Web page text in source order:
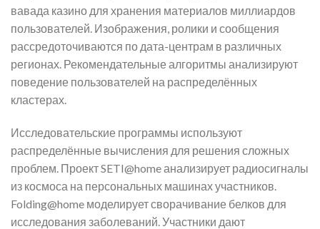
вавада казино для хранения материалов миллиардов
пользователей. Изображения, ролики и сообщения
рассредоточиваются по дата-центрам в различных
регионах. Рекомендательные алгоритмы анализируют
поведение пользователей на распределённых
кластерах.
Исследовательские программы используют
распределённые вычисления для решения сложных
проблем. Проект SETI@home анализирует радиосигналы
из космоса на персональных машинах участников.
Folding@home моделирует сворачивание белков для
исследования заболеваний. Участники дают